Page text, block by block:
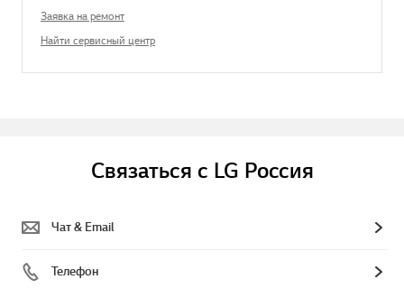
Заявка на ремонт
Найти сервисный центр
Связаться с LG Россия
Чат & Email
Телефон